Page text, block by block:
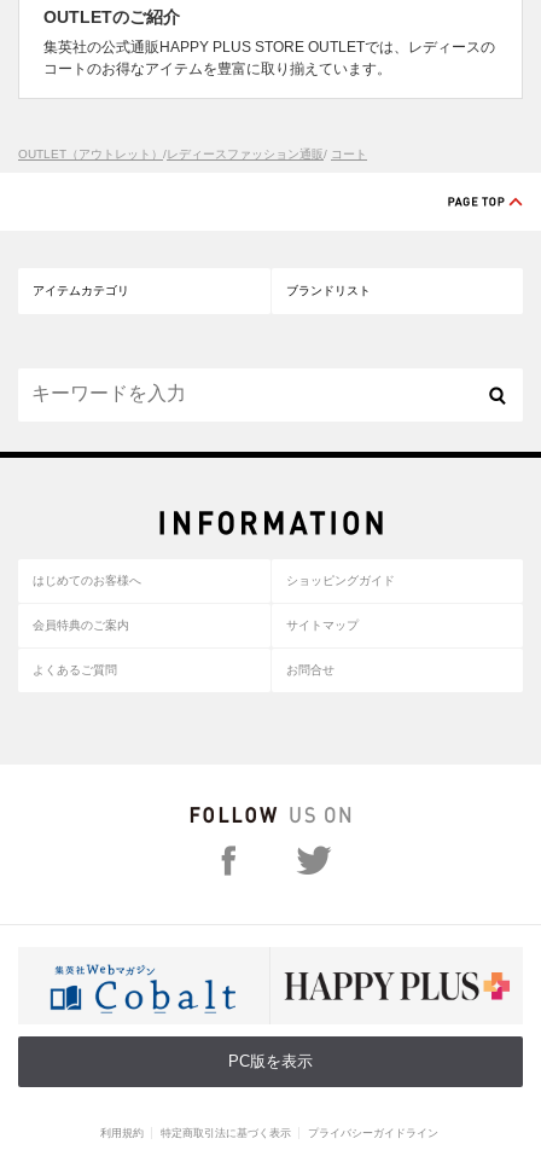
OUTLETのご紹介
集英社の公式通販HAPPY PLUS STORE OUTLETでは、レディースの
コートのお得なアイテムを豊富に取り揃えています。
OUTLET（アウトレット） /レディースファッション通販/ コート
アイテムカテゴリ ブランドリスト
はじめてのお客様へ ショッピングガイド
会員特典のご案内 サイトマップ
よくあるご質問 お問合せ
PC版を表示
利用規約 特定商取引法に基づく表示 プライバシーガイドライン